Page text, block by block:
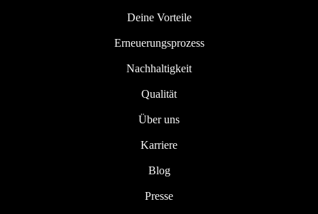
Deine Vorteile
Erneuerungsprozess
Nachhaltigkeit
Qualität
Über uns
Karriere
Blog
Presse